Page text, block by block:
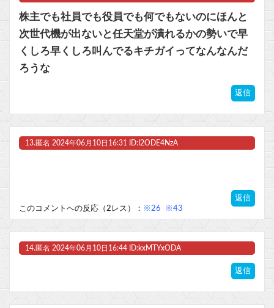
株主でも社員でも役員でも何でもないのにほんと
次世代機が出ないと任天堂が潰れるかの勢いで早
くしろ早くしろ叫んでるキチガイってなんなんだ
ろうな
返信
13. 匿名 2024年06月10日16:31 ID:I2ODE4NzA
返信
このコメントへの反応（2レス）： ※26 ※43
14. 匿名 2024年06月10日16:44 ID:kxMTYxODA
返信